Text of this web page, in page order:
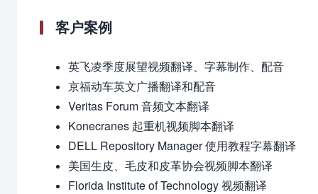
客户案例
英飞凌季度展望视频翻译、字幕制作、配音
京福动车英文广播翻译和配音
Veritas Forum 音频文本翻译
Konecranes 起重机视频脚本翻译
DELL Repository Manager 使用教程字幕翻译
美国生皮、毛皮和皮革协会视频脚本翻译
Florida Institute of Technology 视频翻译